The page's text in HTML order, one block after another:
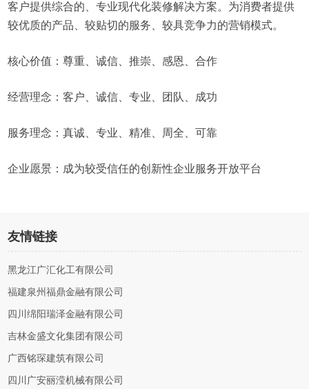
客户提供综合的、专业现代化装修解决方案。为消费者提供
较优质的产品、较贴切的服务、较具竞争力的营销模式。
核心价值：尊重、诚信、推崇、感恩、合作
经营理念：客户、诚信、专业、团队、成功
服务理念：真诚、专业、精准、周全、可靠
企业愿景：成为较受信任的创新性企业服务开放平台
友情链接
黑龙江广汇化工有限公司
福建泉州福鼎金融有限公司
四川绵阳瑞泽金融有限公司
吉林金盛文化集团有限公司
广西铭琛建筑有限公司
四川广安丽滢机械有限公司